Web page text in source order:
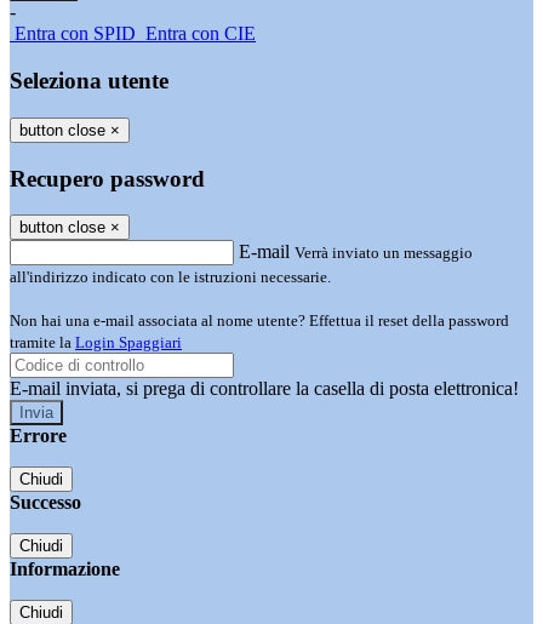
-
Entra con SPID Entra con CIE
Seleziona utente
button close ×
Recupero password
button close ×
E-mail Verrà inviato un messaggio
all'indirizzo indicato con le istruzioni necessarie.
Non hai una e-mail associata al nome utente? Effettua il reset della password
tramite la Login Spaggiari
E-mail inviata, si prega di controllare la casella di posta elettronica!
Errore
Chiudi
Successo
Chiudi
Informazione
Chiudi